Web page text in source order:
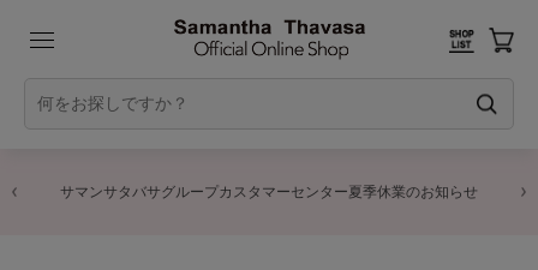
サマンサタバサグループカスタマーセンター夏季休業のお知らせ